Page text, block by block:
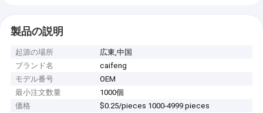
製品の説明
起源の場所
広東,中国
ブランド名
caifeng
モデル番号
OEM
最小注文数量
1000個
価格
$0.25/pieces 1000-4999 pieces